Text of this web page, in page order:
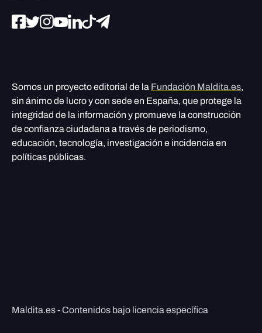
Somos un proyecto editorial de la Fundación Maldita.es,
sin ánimo de lucro y con sede en España, que protege la
integridad de la información y promueve la construcción
de confianza ciudadana a través de periodismo,
educación, tecnología, investigación e incidencia en
políticas públicas.
Maldita.es - Contenidos bajo licencia específica